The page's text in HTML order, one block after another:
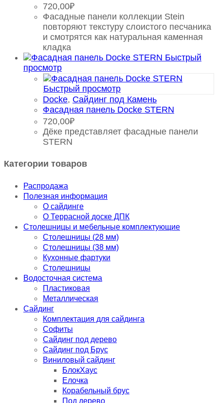
720,00₽
Фасадные панели коллекции Stein
повторяют текстуру слоистого песчаника
и смотрятся как натуральная каменная
кладка
Быстрый
просмотр
Быстрый просмотр
Docke, Сайдинг под Камень
Фасадная панель Docke STERN
720,00₽
Дёке представляет фасадные панели
STERN
Категории товаров
Распродажа
Полезная информация
О сайдинге
О Террасной доске ДПК
Столешницы и мебельные комплектующие
Столешницы (28 мм)
Столешницы (38 мм)
Кухонные фартуки
Столешницы
Водосточная система
Пластиковая
Металлическая
Сайдинг
Комплектация для сайдинга
Софиты
Сайдинг под дерево
Сайдинг под Брус
Виниловый сайдинг
БлокХаус
Елочка
Корабельный брус
Под дерево